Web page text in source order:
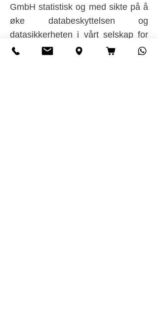
GmbH statistisk og med sikte på å
øke databeskyttelsen og
datasikkerheten i vårt selskap for
til slutt å sikre et optimalt